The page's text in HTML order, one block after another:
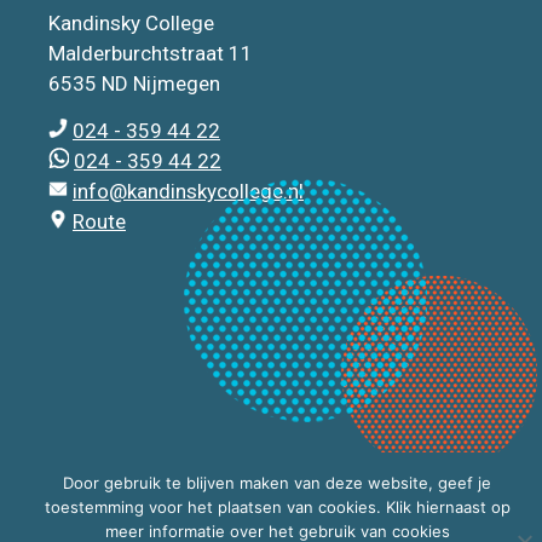
Kandinsky College
Malderburchtstraat 11
6535 ND Nijmegen
024 - 359 44 22
024 - 359 44 22
info@kandinskycollege.nl
Route
Door gebruik te blijven maken van deze website, geef je
toestemming voor het plaatsen van cookies. Klik hiernaast op
meer informatie over het gebruik van cookies